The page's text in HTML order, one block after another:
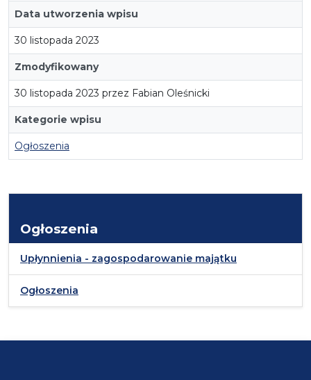
Data utworzenia wpisu
30 listopada 2023
Zmodyfikowany
30 listopada 2023 przez Fabian Oleśnicki
Kategorie wpisu
Ogłoszenia
Ogłoszenia
Upłynnienia - zagospodarowanie majątku
Ogłoszenia